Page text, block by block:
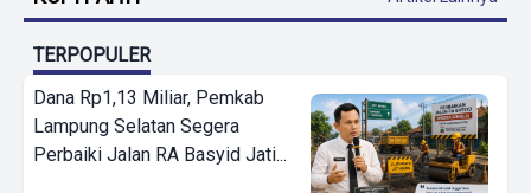
TERPOPULER
Dana Rp1,13 Miliar, Pemkab
Lampung Selatan Segera
Perbaiki Jalan RA Basyid Jati...